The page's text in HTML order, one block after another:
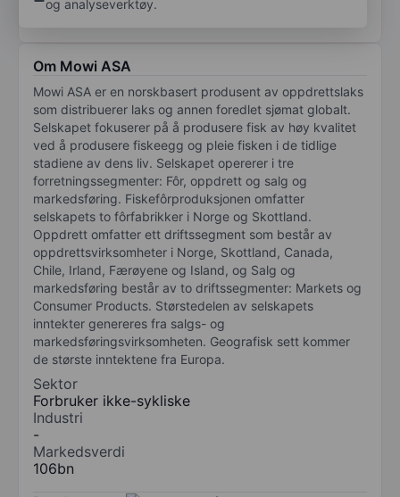
og analyseverktøy.
Om Mowi ASA
Mowi ASA er en norskbasert produsent av oppdrettslaks
som distribuerer laks og annen foredlet sjømat globalt.
Selskapet fokuserer på å produsere fisk av høy kvalitet
ved å produsere fiskeegg og pleie fisken i de tidlige
stadiene av dens liv. Selskapet opererer i tre
forretningssegmenter: Fôr, oppdrett og salg og
markedsføring. Fiskefôrproduksjonen omfatter
selskapets to fôrfabrikker i Norge og Skottland.
Oppdrett omfatter ett driftssegment som består av
oppdrettsvirksomheter i Norge, Skottland, Canada,
Chile, Irland, Færøyene og Island, og Salg og
markedsføring består av to driftssegmenter: Markets og
Consumer Products. Størstedelen av selskapets
inntekter genereres fra salgs- og
markedsføringsvirksomheten. Geografisk sett kommer
de største inntektene fra Europa.
Sektor
Forbruker ikke-sykliske
Industri
-
Markedsverdi
106bn